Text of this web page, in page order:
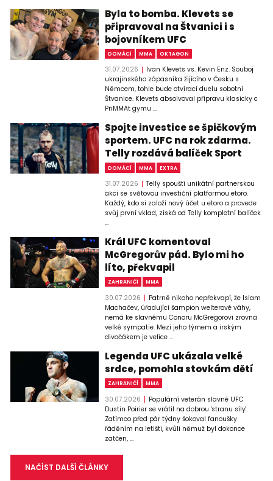
Byla to bomba. Klevets se
připravoval na Štvanici i s
bojovníkem UFC
DOMÁCÍ MMA OKTAGON
31.07.2026
Ivan Klevets vs. Kevin Enz. Souboj
ukrajinského zápasníka žijícího v Česku s
Němcem, tohle bude otvírací duelu sobotní
Štvanice. Klevets absolvoval přípravu klasicky c
PriMMAt gymu ...
Spojte investice se špičkovým
sportem. UFC na rok zdarma.
Telly rozdává balíček Sport
DOMÁCÍ MMA EXTRA
31.07.2026
Telly spouští unikátní partnerskou
akci se světovou investiční platformou etoro.
Každý, kdo si založí nový účet u etoro a provede
svůj první vklad, získá od Telly kompletní balíček
...
Král UFC komentoval
McGregorův pád. Bylo mi ho
líto, překvapil
ZAHRANIČÍ MMA
30.07.2026
Patrně nikoho nepřekvapí, že Islam
Machačev, úřadující šampion welterové váhy,
nemá ke slavnému Conoru McGregorovi zrovna
velké sympatie. Mezi jeho týmem a irským
divočákem je velice ...
Legenda UFC ukázala velké
srdce, pomohla stovkám dětí
ZAHRANIČÍ MMA
30.07.2026
Populární veterán slavné UFC
Dustin Poirier se vrátil na dobrou 'stranu síly'.
Zatímco před pár týdny šokoval fanoušky
řáděním na letišti, kvůli němuž byl dokonce
zatčen, ...
NAČÍST DALŠÍ ČLÁNKY